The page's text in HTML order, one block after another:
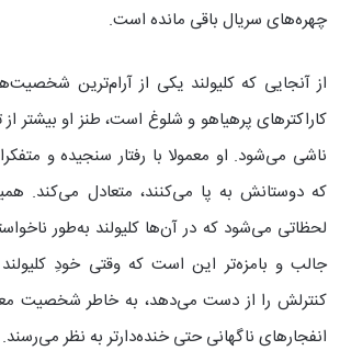
چهره‌های سریال باقی مانده است.
از آنجایی که کلیولند یکی از آرام‌ترین
کاراکترهای پرهیاهو و شلوغ است، طنز او بیشتر
ناشی می‌شود. او معمولا با رفتار سنجیده و
که دوستانش به پا می‌کنند، متعادل می‌کند.
لحظاتی می‌شود که در آن‌ها کلیولند به‌طور
جالب و بامزه‌تر این است که وقتی خودِ
کنترلش را از دست می‌دهد، به‌ خاطر شخصیت
انفجارهای ناگهانی حتی خنده‌دارتر به نظر می‌رسند.